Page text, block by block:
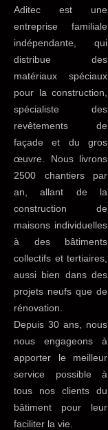
Aditec est une
entreprise familiale
indépendante, qui
distribue des
matériaux spéciaux
pour la construction,
spécialiste des
revêtements de
façade et du gros
œuvre. Nous livrons
2500 chantiers par
an, allant de la
construction de
maisons individuelles
à des bâtiments
collectifs et tertiaires,
aussi bien dans des
projets neufs que de
rénovation.
Depuis 30 ans, nous
nous engageons à
apporter le meilleur
service possible à
tous nos clients du
bâtiment pour leur
faciliter la vie.